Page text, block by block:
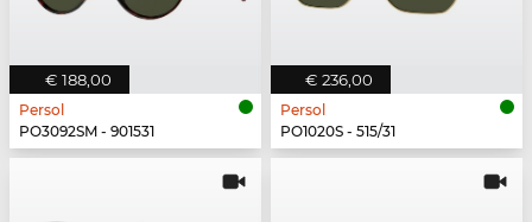
€ 188,00
Persol
PO3092SM - 901531
€ 236,00
Persol
PO1020S - 515/31